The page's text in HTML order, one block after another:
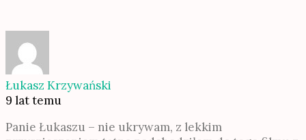
Łukasz Krzywański
9 lat temu
Panie Łukaszu – nie ukrywam, z lekkim